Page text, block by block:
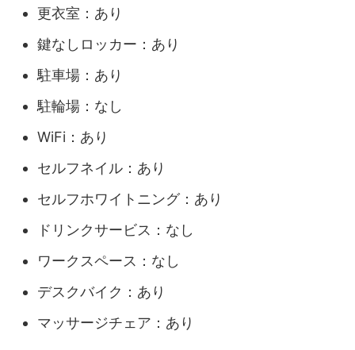
更衣室：あり
鍵なしロッカー：あり
駐車場：あり
駐輪場：なし
WiFi：あり
セルフネイル：あり
セルフホワイトニング：あり
ドリンクサービス：なし
ワークスペース：なし
デスクバイク：あり
マッサージチェア：あり